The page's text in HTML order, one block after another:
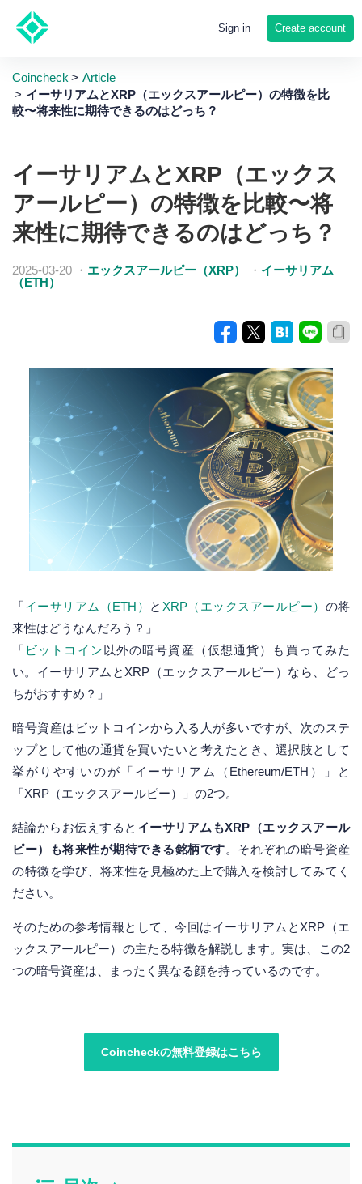
Sign in Create account
Coincheck
Article
イーサリアムとXRP（エックスアールピー）の特徴を比
較〜将来性に期待できるのはどっち？
イーサリアムとXRP（エックス
アールピー）の特徴を比較〜将
来性に期待できるのはどっち？
2025-03-20 ・ エックスアールピー（XRP） ・ イーサリアム
（ETH）
「イーサリアム（ETH） と XRP（エックスアールピー） の将
来性はどうなんだろう？」
「 ビットコイン 以外の暗号資産（仮想通貨）も買ってみた
い。イーサリアムとXRP（エックスアールピー）なら、どっ
ちがおすすめ？」
暗号資産はビットコインから入る人が多いですが、次のステ
ップとして他の通貨を買いたいと考えたとき、選択肢として
挙がりやすいのが「イーサリアム（Ethereum/ETH）」と
「XRP（エックスアールピー）」の2つ。
結論からお伝えすると イーサリアムもXRP（エックスアール
ピー）も将来性が期待できる銘柄です。それぞれの暗号資産
の特徴を学び、将来性を見極めた上で購入を検討してみてく
ださい。
そのための参考情報として、今回はイーサリアムとXRP（エ
ックスアールピー）の主たる特徴を解説します。実は、この2
つの暗号資産は、まったく異なる顔を持っているのです。
Coincheckの無料登録はこちら